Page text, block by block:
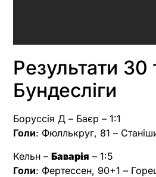
Результати 30
Бундесліги
Боруссія Д – Баєр – 1:1
Голи: Фюллькруг, 81 –
Кельн – Баварія – 1:5
Голи: Фертессен, 90+1 –